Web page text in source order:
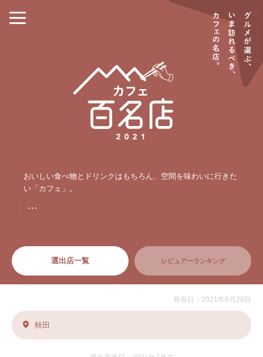
おいしい食べ物とドリンクはもちろん、空間を味わいに行きた
い「カフェ」。
・・・
選出店一覧 レビュアーランキング
発表日：2021年9月28日
秋田